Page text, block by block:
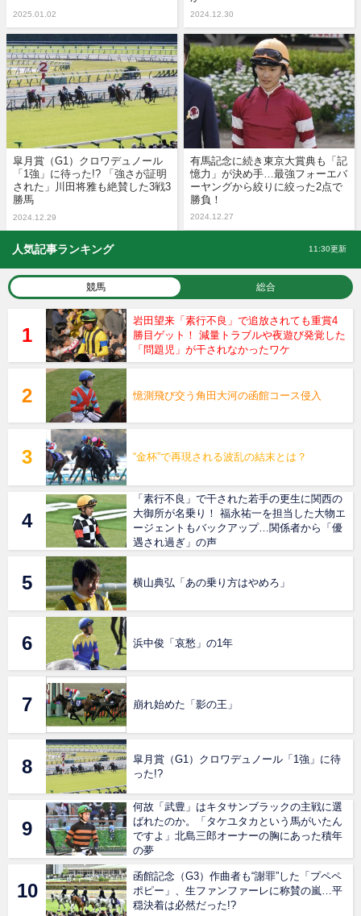
2025.01.02 2024.12.30
皐月賞（G1）クロワデュノール
「1強」に待った!? 「強さが証明
された」川田将雅も絶賛した3戦3
勝馬
2024.12.29
有馬記念に続き東京大賞典も「記
憶力」が決め手…最強フォーエバ
ーヤングから絞りに絞った2点で
勝負！
2024.12.27
人気記事ランキング 11:30更新
競馬 総合
岩田望来「素行不良」で追放されても重賞4
勝目ゲット！ 減量トラブルや夜遊び発覚した
「問題児」が干されなかったワケ
憶測飛び交う角田大河の函館コース侵入
“金杯”で再現される波乱の結末とは？
「素行不良」で干された若手の更生に関西の
大御所が名乗り！ 福永祐一を担当した大物エ
ージェントもバックアップ…関係者から「優
遇され過ぎ」の声
横山典弘「あの乗り方はやめろ」
浜中俊「哀愁」の1年
崩れ始めた「影の王」
皐月賞（G1）クロワデュノール「1強」に待
った!?
何故「武豊」はキタサンブラックの主戦に選
ばれたのか。「タケユタカという馬がいたん
ですよ」北島三郎オーナーの胸にあった積年
の夢
函館記念（G3）作曲者も“謝罪”した「プペペ
ポピー」、生ファンファーレに称賛の嵐…平
穏決着は必然だった!?